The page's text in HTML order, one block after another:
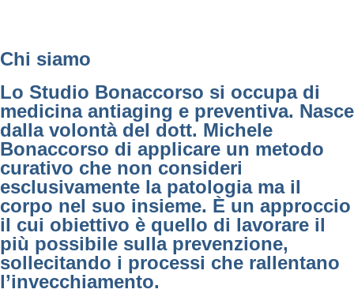
Chi siamo
Lo Studio Bonaccorso si occupa di
medicina antiaging e preventiva. Nasce
dalla volontà del dott. Michele
Bonaccorso di applicare un metodo
curativo che non consideri
esclusivamente la patologia ma il
corpo nel suo insieme. È un approccio
il cui obiettivo è quello di lavorare il
più possibile sulla prevenzione,
sollecitando i processi che rallentano
l’invecchiamento.